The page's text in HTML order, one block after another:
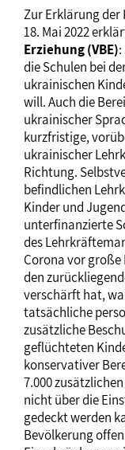
Zur Erklärung der
18. Mai 2022
Erziehung (VBE)
die Schulen bei
ukrainischen
will. Auch die
ukrainischer
kurzfristige,
ukrainischer
Richtung.
befindlichen
Kinder und
unterfinanzierte
des
Corona vor
den
verschärft hat,
tatsächliche
zusätzliche
geflüchteten
konservativer
7.000
nicht über die
gedeckt werden
Bevölkerung